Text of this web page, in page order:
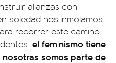
alianzas con
soledad nos inmolamos.
recorrer este camino,
el feminismo tiene
somos parte de